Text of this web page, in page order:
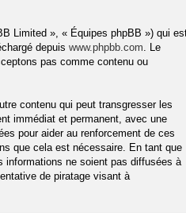
Limited », « Équipes phpBB ») qui
depuis www.phpbb.com . Le
pas comme contenu ou
contenu qui peut transgresser les
immédiat et permanent, avec une
pour aider au renforcement de ces
que cela est nécessaire. En tant que
ne soient pas diffusées à
de piratage visant à